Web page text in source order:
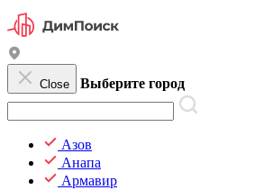
Close Выберите город
Азов
Анапа
Армавир